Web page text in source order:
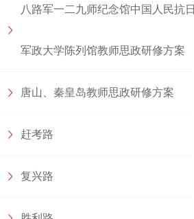
八路军一二九师纪念馆中国人民抗日
军政大学陈列馆教师思政研修方案
唐山、秦皇岛教师思政研修方案
赶考路
复兴路